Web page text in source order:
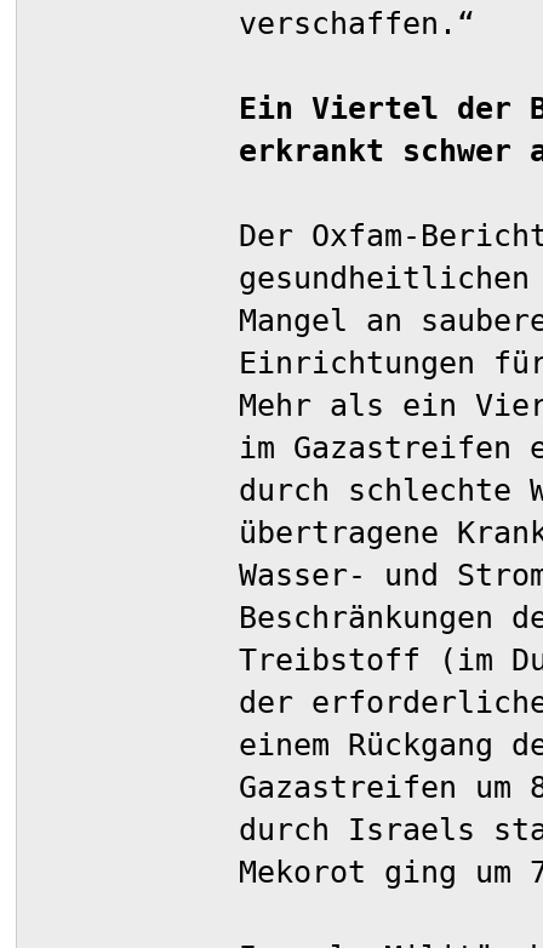
verschaffen.“
Ein Viertel der
erkrankt schwer
Der Oxfam-
Mangel an
Einrichtungen
Mehr als ein
im Gazastreifen
durch schlechte
übertragene
Wasser- und
Treibstoff (im
der
einem Rückgang
Gazastreifen um
durch Israels
Mekorot ging um